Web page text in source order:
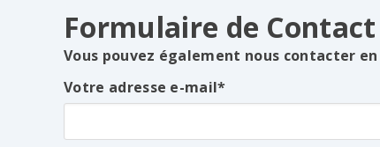
Formulaire de Contact
Vous pouvez également nous contacter
Votre adresse e-mail